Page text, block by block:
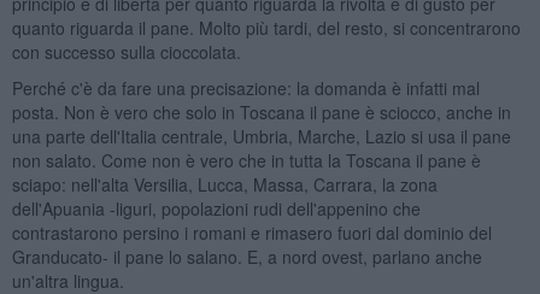
quanto riguarda il pane. Molto più tardi, del resto, si concentrarono
con successo sulla cioccolata.
Perché c'è da fare una precisazione: la domanda è infatti mal
posta. Non è vero che solo in Toscana il pane è sciocco, anche in
una parte dell'Italia centrale, Umbria, Marche, Lazio si usa il pane
non salato. Come non è vero che in tutta la Toscana il pane è
sciapo: nell'alta Versilia, Lucca, Massa, Carrara, la zona
dell'Apuania -liguri, popolazioni rudi dell'appenino che
contrastarono persino i romani e rimasero fuori dal dominio del
Granducato- il pane lo salano. E, a nord ovest, parlano anche
un'altra lingua.